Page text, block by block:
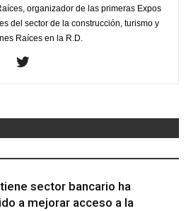
organizador de las primeras Expos
del sector de la construcción, turismo y
Raíces en la R.D.
sector bancario ha
a mejorar acceso a la